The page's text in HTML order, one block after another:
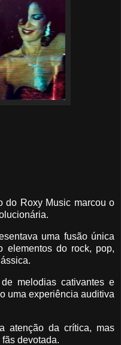
do Roxy Music marcou o
uma fusão única
elementos do rock, pop,
melodias cativantes e
uma experiência auditiva
atenção da crítica, mas
devotada.